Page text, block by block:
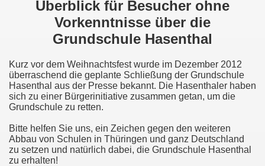
Überblick für Besucher ohne
Vorkenntnisse über die
Grundschule Hasenthal
Kurz vor dem Weihnachtsfest wurde im Dezember 2012
überraschend die geplante Schließung der Grundschule
Hasenthal aus der Presse bekannt. Die Hasenthaler haben
sich zu einer Bürgerinitiative zusammen getan, um die
Grundschule zu retten.
Bitte helfen Sie uns, ein Zeichen gegen den weiteren
Abbau von Schulen in Thüringen und ganz Deutschland
zu setzen und natürlich dabei, die Grundschule Hasenthal
zu erhalten!